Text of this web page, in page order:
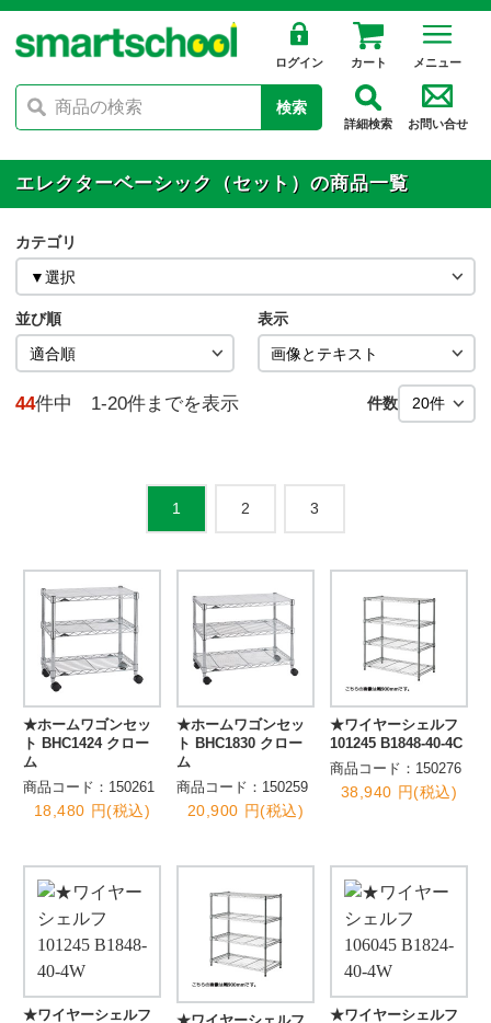
ログイン カート メニュー
検索
詳細検索 お問い合せ
エレクターベーシック（セット）の商品一覧
カテゴリ
並び順 表示
44件中 1-20件までを表示 件数
1 2 3
★ホームワゴンセッ
ト BHC1424 クロー
ム
商品コード：150261
18,480 円(税込)
★ホームワゴンセッ
ト BHC1830 クロー
ム
商品コード：150259
20,900 円(税込)
★ワイヤーシェルフ
101245 B1848-40-4C
商品コード：150276
38,940 円(税込)
★ワイヤーシェルフ
★ワイヤーシェルフ